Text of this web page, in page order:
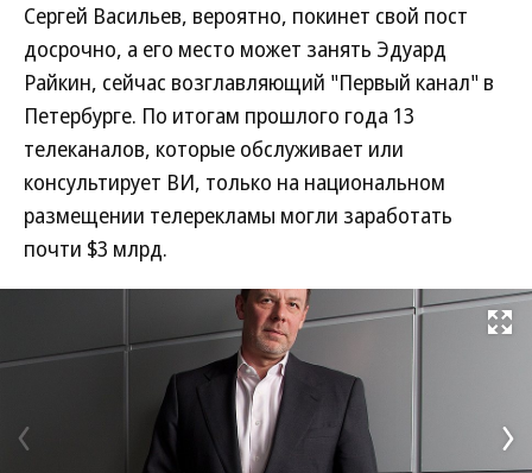
Сергей Васильев, вероятно, покинет свой пост
досрочно, а его место может занять Эдуард
Райкин, сейчас возглавляющий "Первый канал" в
Петербурге. По итогам прошлого года 13
телеканалов, которые обслуживает или
консультирует ВИ, только на национальном
размещении телерекламы могли заработать
почти $3 млрд.
Развернуть